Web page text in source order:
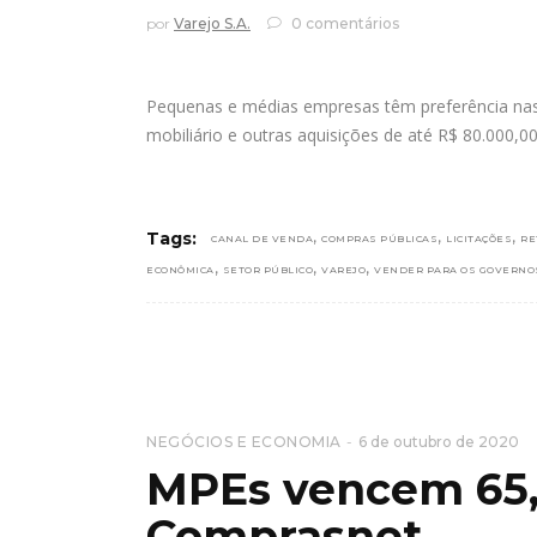
por Varejo S.A. 0 comentários
Pequenas e médias empresas têm preferência
mobiliário e outras aquisições de até R$
Tags: CANAL DE VENDA, COMPRAS PÚBLICAS , LICITAÇÕES ,
ECONÔMICA , SETOR PÚBLICO, VAREJO, VENDER PARA OS
NEGÓCIOS E ECONOMIA 6 de outubro de 2020
MPEs vencem